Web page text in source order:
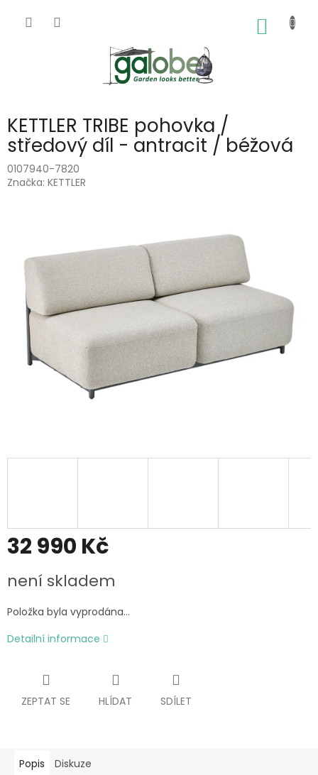
KETTLER TRIBE pohovka /
středový díl - antracit / béžová
0107940-7820
Značka: KETTLER
32 990 Kč
cena:
není skladem
Položka byla vyprodána…
Detailní informace
ZEPTAT SE HLÍDAT SDÍLET
Popis Diskuze